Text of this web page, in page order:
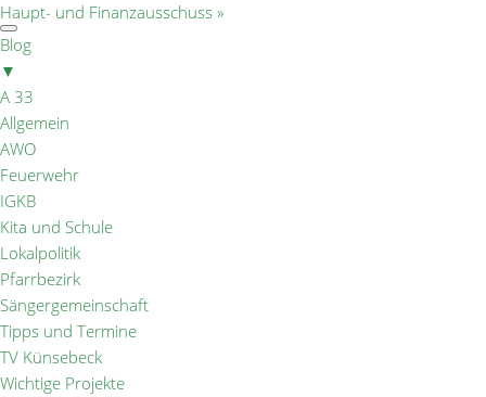
Haupt- und Finanzausschuss »
Blog
▼
A 33
Allgemein
AWO
Feuerwehr
IGKB
Kita und Schule
Lokalpolitik
Pfarrbezirk
Sängergemeinschaft
Tipps und Termine
TV Künsebeck
Wichtige Projekte